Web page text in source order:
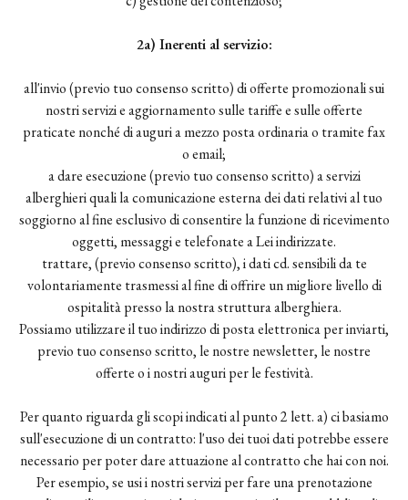
2a) Inerenti al servizio:
all'invio (previo tuo consenso scritto) di offerte promozionali sui
nostri servizi e aggiornamento sulle tariffe e sulle offerte
praticate nonché di auguri a mezzo posta ordinaria o tramite fax
o email;
a dare esecuzione (previo tuo consenso scritto) a servizi
alberghieri quali la comunicazione esterna dei dati relativi al tuo
soggiorno al fine esclusivo di consentire la funzione di ricevimento
oggetti, messaggi e telefonate a Lei indirizzate.
trattare, (previo consenso scritto), i dati cd. sensibili da te
volontariamente trasmessi al fine di offrire un migliore livello di
ospitalità presso la nostra struttura alberghiera.
Possiamo utilizzare il tuo indirizzo di posta elettronica per inviarti,
previo tuo consenso scritto, le nostre newsletter, le nostre
offerte o i nostri auguri per le festività.
Per quanto riguarda gli scopi indicati al punto 2 lett. a) ci basiamo
sull'esecuzione di un contratto: l'uso dei tuoi dati potrebbe essere
necessario per poter dare attuazione al contratto che hai con noi.
Per esempio, se usi i nostri servizi per fare una prenotazione